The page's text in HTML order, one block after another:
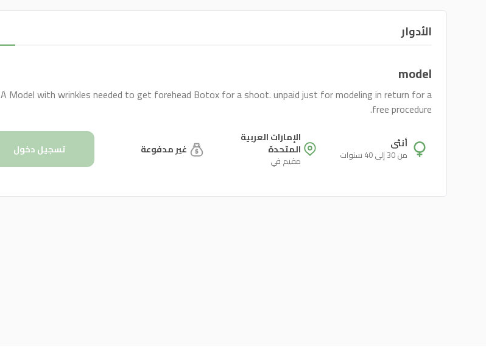
الأدوار
model
A Model with wrinkles needed to get forehead Botox for a shoot. unpaid just for modeling in return for a
free procedure.
أنثى
من 30 إلى 40 سنوات
الإمارات العربية
المتحدة
مقيم في
غير مدفوعة تسجيل دخول